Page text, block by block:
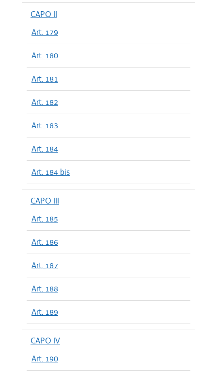
CAPO II
Art. 179
Art. 180
Art. 181
Art. 182
Art. 183
Art. 184
Art. 184 bis
CAPO III
Art. 185
Art. 186
Art. 187
Art. 188
Art. 189
CAPO IV
Art. 190